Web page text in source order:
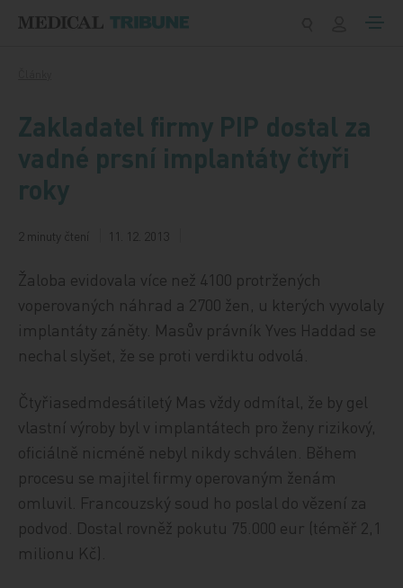
Zakladatel firmy PIP dostal za
vadné prsní implantáty čtyři
roky
2 minuty čtení 11. 12. 2013
Žaloba evidovala více než 4100 protržených
voperovaných náhrad a 2700 žen, u kterých vyvolaly
implantáty záněty. Masův právník Yves Haddad se
nechal slyšet, že se proti verdiktu odvolá.
Čtyřiasedmdesátiletý Mas vždy odmítal, že by gel
vlastní výroby byl v implantátech pro ženy rizikový,
oficiálně nicméně nebyl nikdy schválen. Během
procesu se majitel firmy operovaným ženám
omluvil. Francouzský soud ho poslal do vězení za
podvod. Dostal rovněž pokutu 75.000 eur (téměř 2,1
milionu Kč).